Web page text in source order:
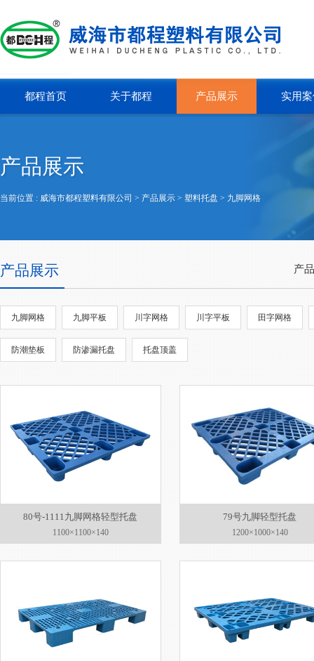
都程首页 关于都程 产品展示 实用
产品展示
当前位置 : 威海市都程塑料有限公司 > 产品展示 > 塑料托盘 > 九脚网格
产品展示 产
九脚网格 九脚平板 川字网格 川字平板 田字网格
防潮垫板 防渗漏托盘 托盘顶盖
80号-1111九脚网格轻型托盘
1100×1100×140
79号九脚轻型托盘
1200×1000×140